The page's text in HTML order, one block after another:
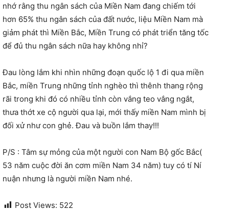
nhớ rằng thu ngân sách của Miền Nam đang chiếm tới
hơn 65% thu ngân sách của đất nước, liệu Miền Nam mà
giảm phát thì Miền Bắc, Miền Trung có phát triển tăng tốc
để đủ thu ngân sách nữa hay không nhỉ?
Đau lòng lắm khi nhìn những đoạn quốc lộ 1 đi qua miền
Bắc, miền Trung những tỉnh nghèo thì thênh thang rộng
rãi trong khi đó có nhiều tỉnh còn vắng teo vắng ngắt,
thưa thớt xe cộ người qua lại, mới thấy miền Nam mình bị
đối xử như con ghẻ. Đau và buồn lắm thay!!!
P/S : Tâm sự mỏng của một người con Nam Bộ gốc Bắc(
53 năm cuộc đời ăn cơm miền Nam 34 năm) tuy có tí Ní
nuận nhưng là người miền Nam nhé.
Post Views: 522